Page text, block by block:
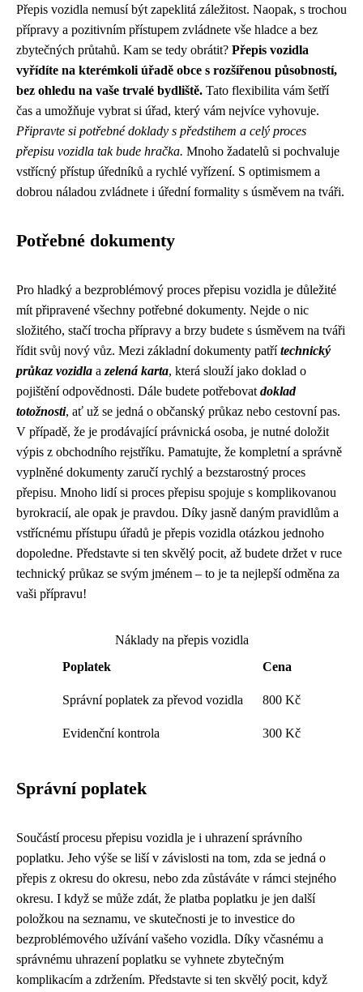
Přepis vozidla nemusí být zapeklitá záležitost. Naopak, s trochou
přípravy a pozitivním přístupem zvládnete vše hladce a bez
zbytečných průtahů. Kam se tedy obrátit? Přepis vozidla
vyřídíte na kterémkoli úřadě obce s rozšířenou působností,
bez ohledu na vaše trvalé bydliště. Tato flexibilita vám šetří
čas a umožňuje vybrat si úřad, který vám nejvíce vyhovuje.
Připravte si potřebné doklady s předstihem a celý proces
přepisu vozidla tak bude hračka. Mnoho žadatelů si pochvaluje
vstřícný přístup úředníků a rychlé vyřízení. S optimismem a
dobrou náladou zvládnete i úřední formality s úsměvem na tváři.
Potřebné dokumenty
Pro hladký a bezproblémový proces přepisu vozidla je důležité
mít připravené všechny potřebné dokumenty. Nejde o nic
složitého, stačí trocha přípravy a brzy budete s úsměvem na tváři
řídit svůj nový vůz. Mezi základní dokumenty patřítechnický
průkaz vozidla a zelená karta, která slouží jako doklad o
pojištění odpovědnosti. Dále budete potřebovat doklad
totožnosti, ať už se jedná o občanský průkaz nebo cestovní pas.
V případě, že je prodávající právnická osoba, je nutné doložit
výpis z obchodního rejstříku. Pamatujte, že kompletní a správně
vyplněné dokumenty zaručí rychlý a bezstarostný proces
přepisu. Mnoho lidí si proces přepisu spojuje s komplikovanou
byrokracií, ale opak je pravdou. Díky jasně daným pravidlům a
vstřícnému přístupu úřadů je přepis vozidla otázkou jednoho
dopoledne. Představte si ten skvělý pocit, až budete držet v ruce
technický průkaz se svým jménem – to je ta nejlepší odměna za
vaši přípravu!
Náklady na přepis vozidla
Poplatek
Cena
Správní poplatek za převod vozidla 800 Kč
Evidenční kontrola 300 Kč
Správní poplatek
Součástí procesu přepisu vozidla je i uhrazení správního
poplatku. Jeho výše se liší v závislosti na tom, zda se jedná o
přepis z okresu do okresu, nebo zda zůstáváte v rámci stejného
okresu. I když se může zdát, že platba poplatku je jen další
položkou na seznamu, ve skutečnosti je to investice do
bezproblémového užívání vašeho vozidla. Díky včasnému a
správnému uhrazení poplatku se vyhnete zbytečným
komplikacím a zdržením. Představte si ten skvělý pocit, když